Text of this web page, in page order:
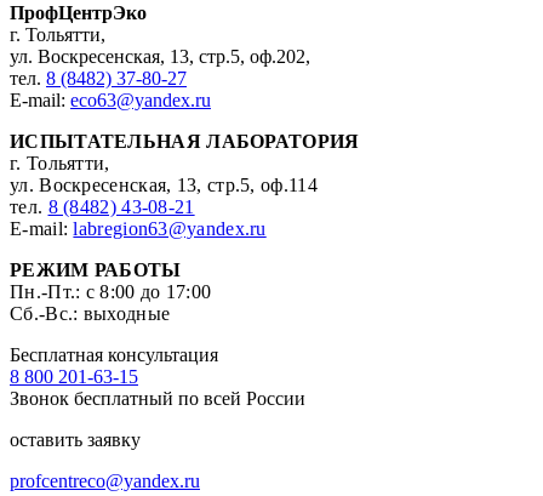
ПрофЦентрЭко
г. Тольятти,
ул. Воскресенская, 13, стр.5, оф.202,
тел. 8 (8482) 37-80-27
E-mail: eco63@yandex.ru
ИСПЫТАТЕЛЬНАЯ ЛАБОРАТОРИЯ
г. Тольятти,
ул. Воскресенская, 13, стр.5, оф.114
тел. 8 (8482) 43-08-21
E-mail:labregion63@yandex.ru
РЕЖИМ РАБОТЫ
Пн.-Пт.: с 8:00 до 17:00
Сб.-Вс.: выходные
Бесплатная консультация
8 800 201-63-15
Звонок бесплатный по всей России
оставить заявку
profcentreco@yandex.ru